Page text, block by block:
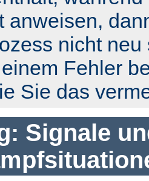
anweisen,
nicht
Fehler
Sie das
Signale